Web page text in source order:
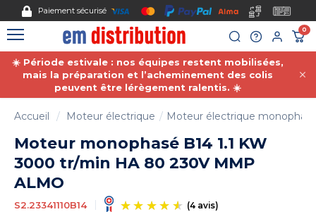
Paiement sécurisé
0
☀️ Période estivale : nos équipes restent mobilisées,
mais la préparation et l’acheminement des colis
peuvent être lérègement ralentis. ☀️
Accueil Moteur électrique Moteur électrique
Moteur monophasé B14 1.1 KW
3000 tr/min HA 80 230V MMP
ALMO
S2.23341110B14
Gestion des cookies